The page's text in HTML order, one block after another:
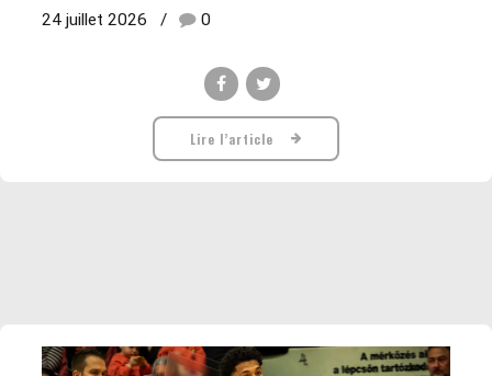
24 juillet 2026 0
Lire l’article